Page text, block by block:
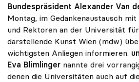
Bundespräsident Alexander Van
Montag, im Gedankenaustausch
und Rektoren an der Universität
darstellende Kunst Wien (mdw)
wichtigsten Anliegen informieren.
Eva Blimlinger nannte drei
denen die Universitäten auch auf